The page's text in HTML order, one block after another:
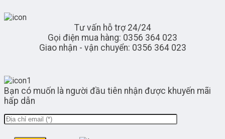
Tư vấn hỗ trợ 24/24
Gọi điện mua hàng: 0356 364 023
Giao nhận - vận chuyển: 0356 364 023
Bạn có muốn là người đầu tiên nhận được khuyến mãi
hấp dẫn